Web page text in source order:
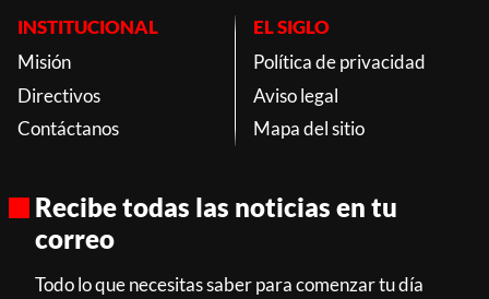
INSTITUCIONAL
Misión
Directivos
Contáctanos
EL SIGLO
Política de privacidad
Aviso legal
Mapa del sitio
Recibe todas las noticias en tu
correo
Todo lo que necesitas saber para comenzar tu día